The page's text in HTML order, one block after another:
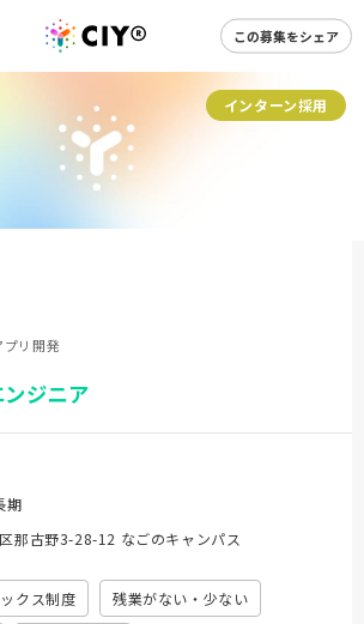
この募集をシェア
インターン採用
リ開発
ジニア
期
那古野3-28-12 なごのキャンパス
クス制度 残業がない・少ない